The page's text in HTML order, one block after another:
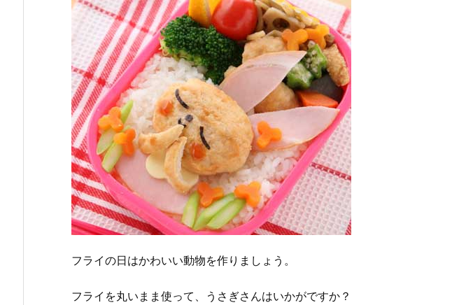
フライの日はかわいい動物を作りましょう。
フライを丸いまま使って、うさぎさんはいかがですか？